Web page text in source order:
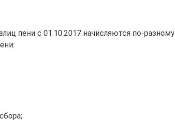
пени с 01.10.2017 начисляются по-разному